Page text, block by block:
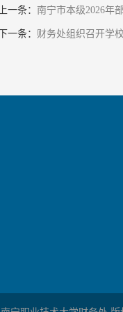
上一条： 南宁市本级2026年
下一条： 财务处组织召开学